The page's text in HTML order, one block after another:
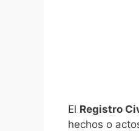
El Registro
hechos o